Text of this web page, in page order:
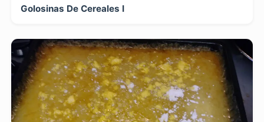
Golosinas De Cereales I